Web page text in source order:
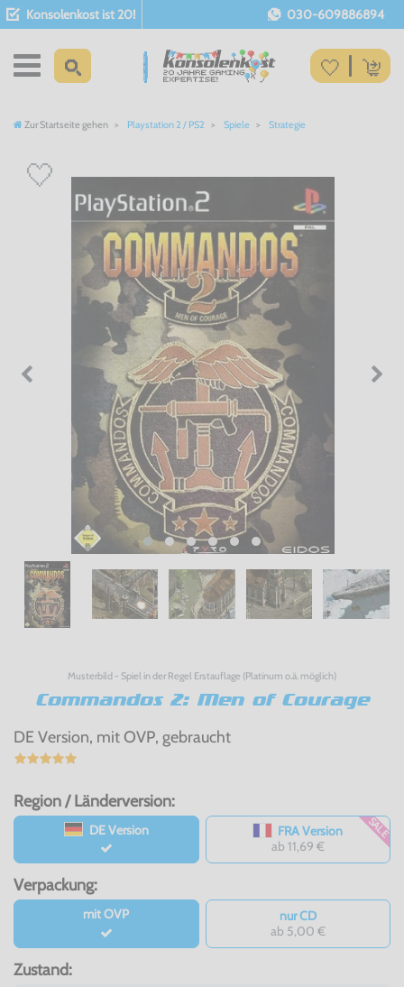
Konsolenkost ist 20! 030-609886894
Zur Startseite gehen Playstation 2 / PS2 Spiele Strategie
Musterbild - Spiel in der Regel Erstauflage (Platinum o.ä. möglich)
Commandos 2: Men of Courage
DE Version, mit OVP, gebraucht
Region / Länderversion:
DE Version
FRA Version
ab 11,69 €
SALE
Verpackung:
mit OVP
nur CD
ab 5,00 €
Zustand: